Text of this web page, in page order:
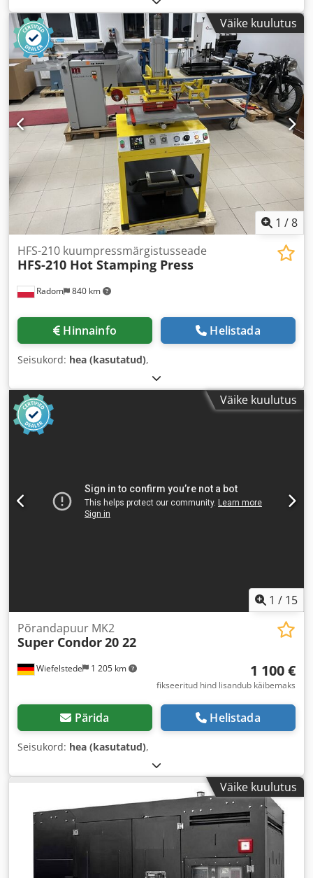
Väike kuulutus
1 /8
Radom 840 km
HFS-210 kuumpressmärgistusseade
HFS-210 Hot Stamping Press
Hinnainfo Helistada
Seisukord: hea (kasutatud),
Väike kuulutus
1 / 15
Wiefelstede 1 205 km
Põrandapuur MK2
Super Condor20 22
1 100 €
fikseeritud hind lisandub käibemaks
Pärida Helistada
Seisukord: hea (kasutatud),
Väike kuulutus